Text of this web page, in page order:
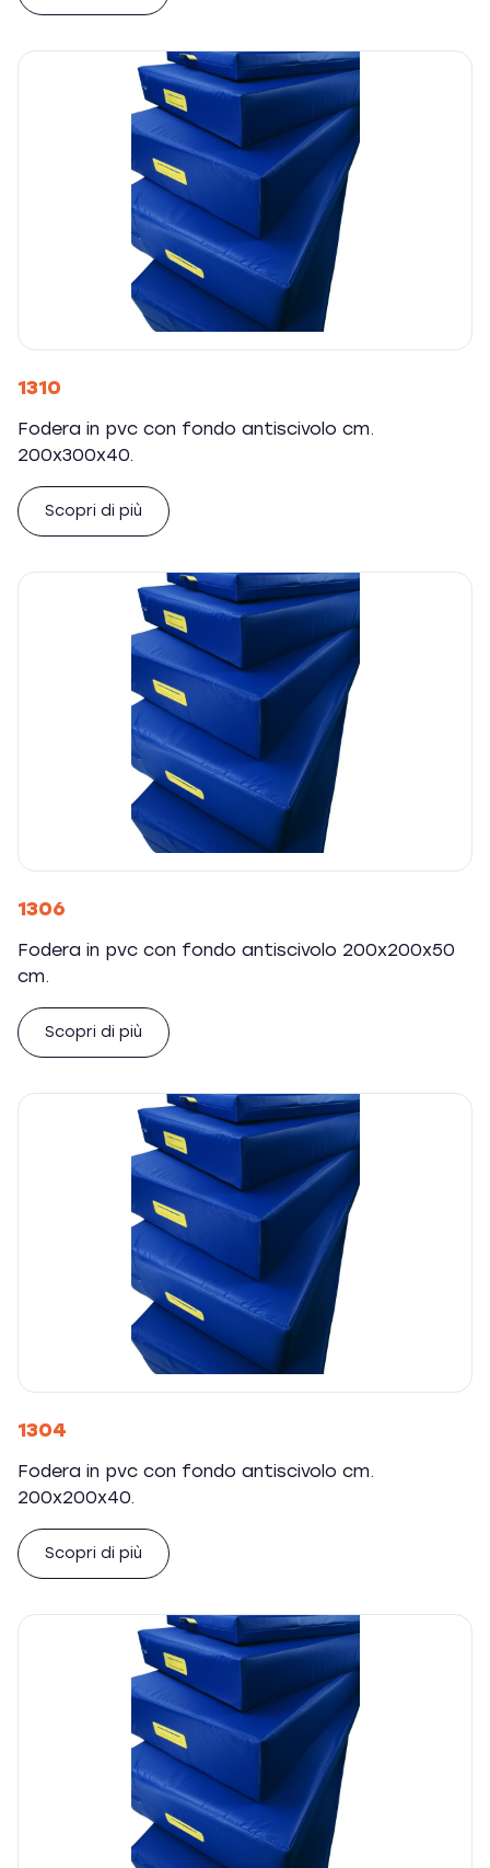
1310
Fodera in pvc con fondo antiscivolo cm.
200x300x40.
Scopri di più
1306
Fodera in pvc con fondo antiscivolo 200x200x50
cm.
Scopri di più
1304
Fodera in pvc con fondo antiscivolo cm.
200x200x40.
Scopri di più